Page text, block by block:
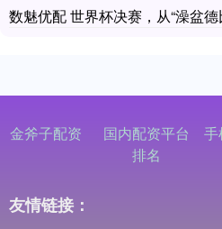
数魅优配 世界杯决赛，从“澡盆
金斧子配资
国内配资平台
排名
手
友情链接：